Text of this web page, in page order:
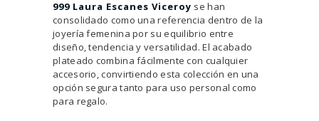
999 Laura Escanes Viceroy se han
consolidado como una referencia dentro de la
joyería femenina por su equilibrio entre
diseño, tendencia y versatilidad. El acabado
plateado combina fácilmente con cualquier
accesorio, convirtiendo esta colección en una
opción segura tanto para uso personal como
para regalo.